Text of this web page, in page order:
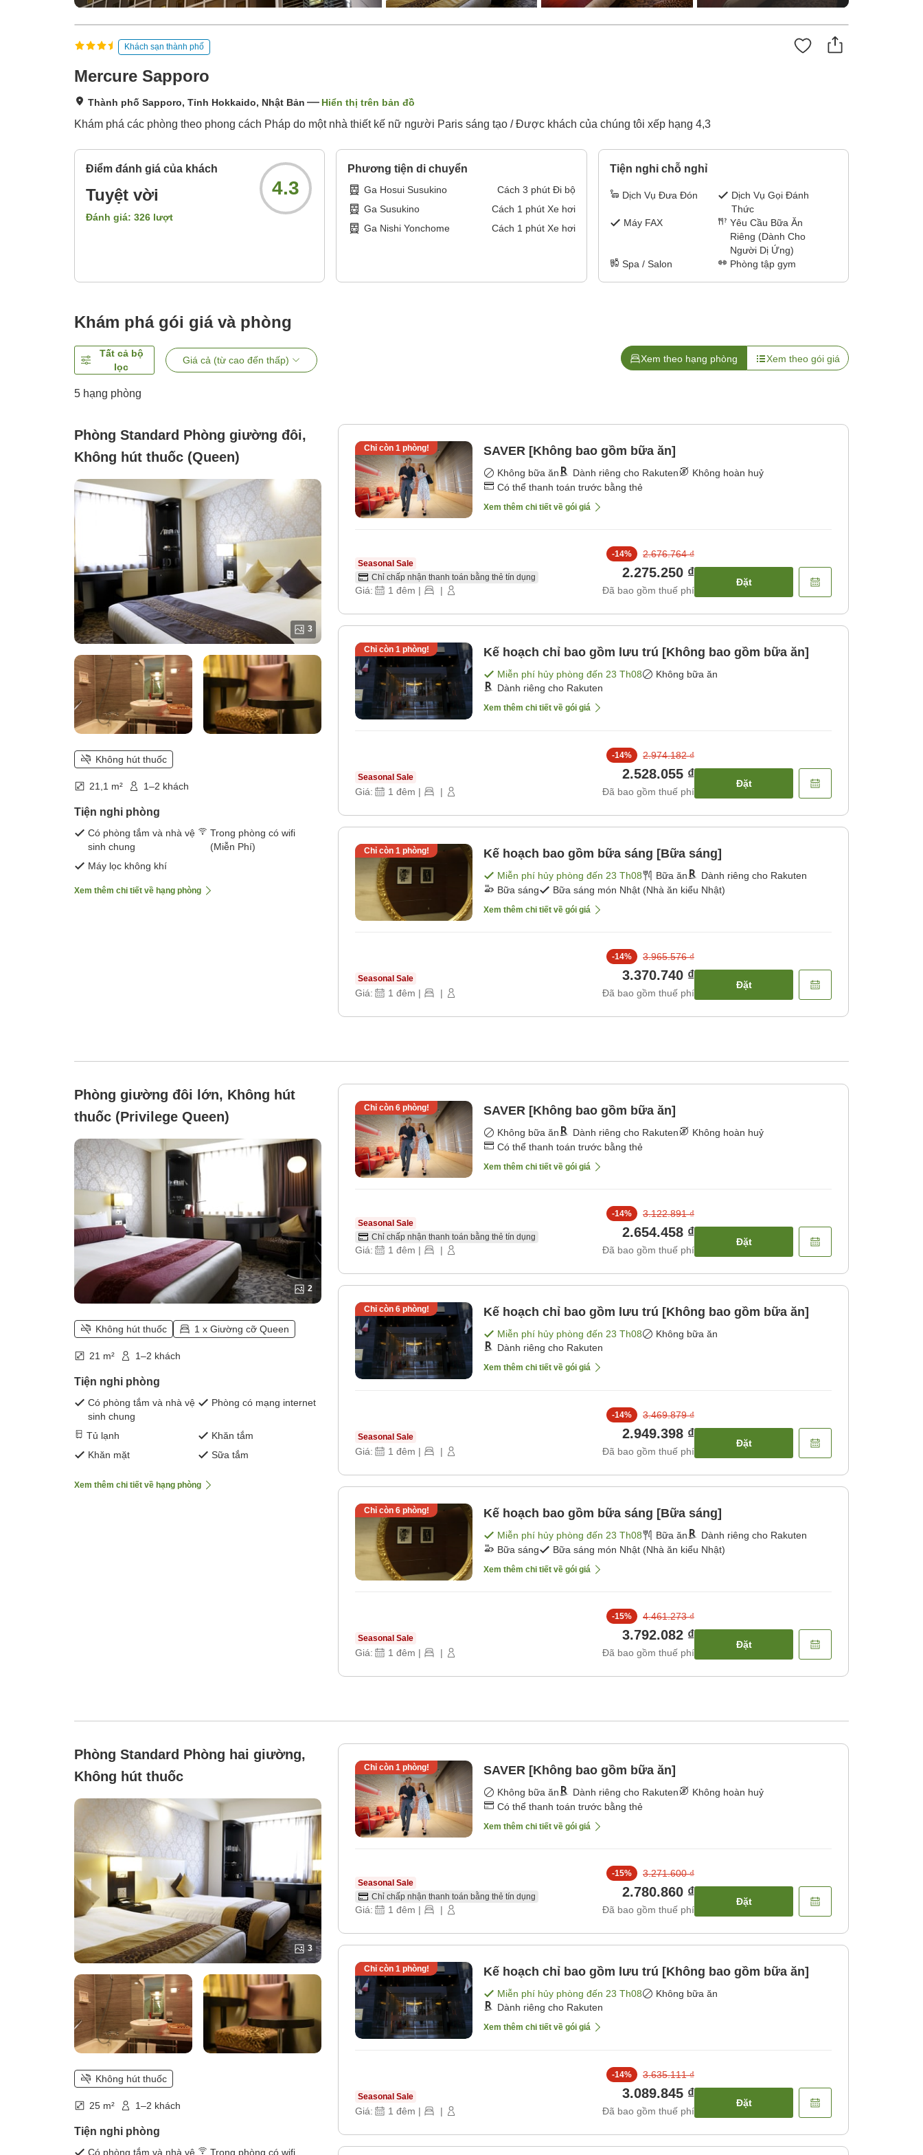
Khách sạn thành phố
Mercure Sapporo
Thành phố Sapporo, Tỉnh Hokkaido, Nhật Bản Hiển thị trên bản đồ
Khám phá các phòng theo phong cách Pháp do một nhà thiết kế nữ người Paris sáng tạo / Được khách của chúng tôi xếp hạng 4,3
Điểm đánh giá của khách
Tuyệt vời
Đánh giá: 326 lượt
4.3
Phương tiện di chuyển
Ga Hosui Susukino Cách 3 phút Đi bộ
Ga Susukino
Cách 1 phút Xe hơi
Ga Nishi Yonchome
Cách 1 phút Xe hơi
Tiện nghi chỗ nghỉ
Dịch Vụ Đưa Đón
Dịch Vụ Gọi Đánh
Thức
Máy FAX
Yêu Cầu Bữa Ăn
Riêng (Dành Cho
Người Dị Ứng)
Spa / Salon
Phòng tập gym
Khám phá gói giá và phòng
Tất cả bộ
lọc
Giá cả (từ cao đến thấp) Xem theo hạng phòng Xem theo gói giá
5 hạng phòng
Phòng Standard Phòng giường đôi,
Không hút thuốc (Queen)
3
Không hút thuốc
21,1 m² 1–2 khách
Tiện nghi phòng
Có phòng tắm và nhà vệ
sinh chung
Trong phòng có wifi
(Miễn Phí)
Máy lọc không khí
Xem thêm chi tiết về hạng phòng
Chỉ còn 1phòng! SAVER [Không bao gồm bữa ăn]
Không bữa ăn Dành riêng cho Rakuten
Không hoàn huỷ
Có thể thanh toán trước bằng thẻ
Xem thêm chi tiết về gói giá
Seasonal Sale
Chỉ chấp nhận thanh toán bằng thẻ tín dụng
Giá: 1 đêm | |
-14% 2.676.764 ₫
2.275.250 ₫
Đã bao gồm thuế phí
Đặt
Chỉ còn 1phòng! Kế hoạch chỉ bao gồm lưu trú [Không bao gồm bữa ăn]
Miễn phí hủy phòng đến 23 Th08
Không bữa ăn
Dành riêng cho Rakuten
Xem thêm chi tiết về gói giá
Seasonal Sale
Giá: 1 đêm | |
-14% 2.974.182 ₫
2.528.055 ₫
Đã bao gồm thuế phí
Đặt
Chỉ còn 1phòng! Kế hoạch bao gồm bữa sáng [Bữa sáng]
Miễn phí hủy phòng đến 23 Th08 Bữa ăn
Dành riêng cho Rakuten
Bữa sáng
Bữa sáng món Nhật (Nhà ăn kiểu Nhật)
Xem thêm chi tiết về gói giá
Seasonal Sale
Giá: 1 đêm | |
-14% 3.965.576 ₫
3.370.740 ₫
Đã bao gồm thuế phí
Đặt
Phòng giường đôi lớn, Không hút
thuốc (Privilege Queen)
2
Không hút thuốc 1 x Giường cỡ Queen
21 m² 1–2 khách
Tiện nghi phòng
Có phòng tắm và nhà vệ
sinh chung
Phòng có mạng internet
Tủ lạnh
Khăn tắm
Khăn mặt
Sữa tắm
Xem thêm chi tiết về hạng phòng
Chỉ còn 6phòng! SAVER [Không bao gồm bữa ăn]
Không bữa ăn Dành riêng cho Rakuten
Không hoàn huỷ
Có thể thanh toán trước bằng thẻ
Xem thêm chi tiết về gói giá
Seasonal Sale
Chỉ chấp nhận thanh toán bằng thẻ tín dụng
Giá: 1 đêm | |
-14% 3.122.891 ₫
2.654.458 ₫
Đã bao gồm thuế phí
Đặt
Chỉ còn 6phòng! Kế hoạch chỉ bao gồm lưu trú [Không bao gồm bữa ăn]
Miễn phí hủy phòng đến 23 Th08
Không bữa ăn
Dành riêng cho Rakuten
Xem thêm chi tiết về gói giá
Seasonal Sale
Giá: 1 đêm | |
-14% 3.469.879 ₫
2.949.398 ₫
Đã bao gồm thuế phí
Đặt
Chỉ còn 6phòng! Kế hoạch bao gồm bữa sáng [Bữa sáng]
Miễn phí hủy phòng đến 23 Th08 Bữa ăn
Dành riêng cho Rakuten
Bữa sáng
Bữa sáng món Nhật (Nhà ăn kiểu Nhật)
Xem thêm chi tiết về gói giá
Seasonal Sale
Giá: 1 đêm | |
-15% 4.461.273 ₫
3.792.082 ₫
Đã bao gồm thuế phí
Đặt
Phòng Standard Phòng hai giường,
Không hút thuốc
3
Không hút thuốc
25 m² 1–2 khách
Tiện nghi phòng
Có phòng tắm và nhà vệ Trong phòng có wifi
Chỉ còn 1phòng! SAVER [Không bao gồm bữa ăn]
Không bữa ăn Dành riêng cho Rakuten
Không hoàn huỷ
Có thể thanh toán trước bằng thẻ
Xem thêm chi tiết về gói giá
Seasonal Sale
Chỉ chấp nhận thanh toán bằng thẻ tín dụng
Giá: 1 đêm | |
-15% 3.271.600 ₫
2.780.860 ₫
Đã bao gồm thuế phí
Đặt
Chỉ còn 1phòng! Kế hoạch chỉ bao gồm lưu trú [Không bao gồm bữa ăn]
Miễn phí hủy phòng đến 23 Th08
Không bữa ăn
Dành riêng cho Rakuten
Xem thêm chi tiết về gói giá
Seasonal Sale
Giá: 1 đêm | |
-14% 3.635.111 ₫
3.089.845 ₫
Đã bao gồm thuế phí
Đặt